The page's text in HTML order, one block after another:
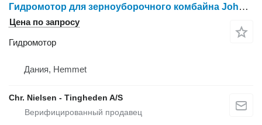
Гидромотор для зерноуборочного комбайна John Deere S690
Цена по запросу
Гидромотор
Дания, Hemmet
Chr. Nielsen - Tingheden A/S